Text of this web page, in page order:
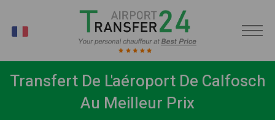
Transfert De L'aéroport De Calfosch
Au Meilleur Prix